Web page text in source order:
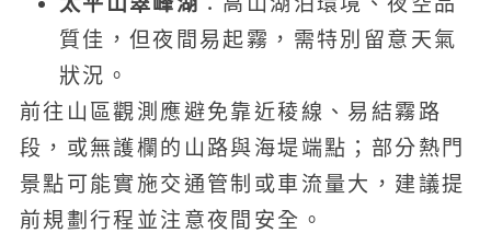
質佳，但夜間易起霧，需特別留意天氣
狀況。
前往山區觀測應避免靠近稜線、易結霧路
段，或無護欄的山路與海堤端點；部分熱門
景點可能實施交通管制或車流量大，建議提
前規劃行程並注意夜間安全。